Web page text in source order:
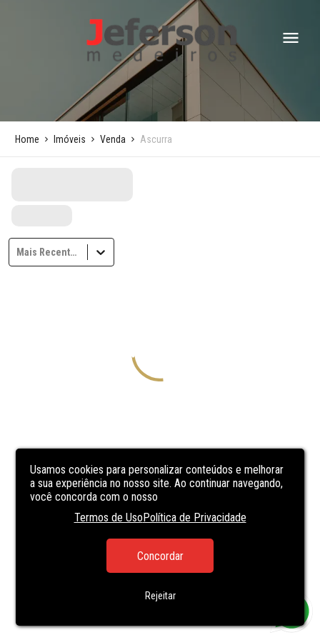
Usamos cookies para personalizar conteúdos e melhorar
a sua experiência no nosso site. Ao continuar navegando,
você concorda com o nosso
Termos de UsoPolítica de Privacidade
Concordar
Rejeitar
Home Imóveis Venda Ascurra
Mais Recentes